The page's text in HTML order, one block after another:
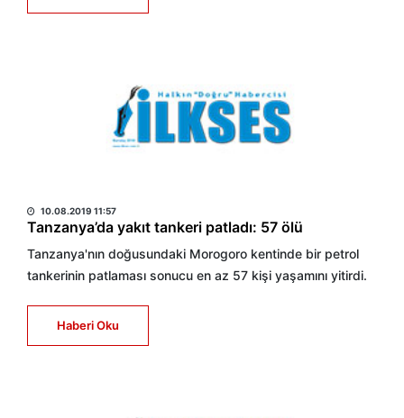
10.08.2019 11:57
Tanzanya’da yakıt tankeri patladı: 57 ölü
Tanzanya'nın doğusundaki Morogoro kentinde bir petrol
tankerinin patlaması sonucu en az 57 kişi yaşamını yitirdi.
Haberi Oku